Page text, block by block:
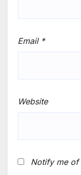
Email *
Website
Notify me of